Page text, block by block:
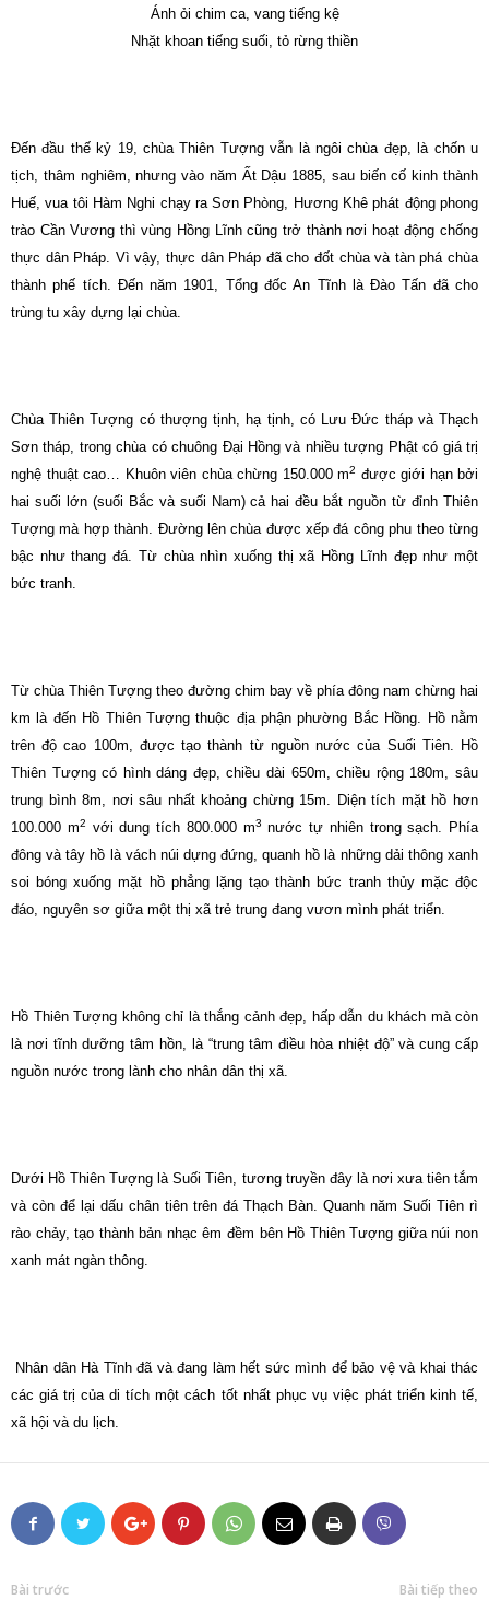
Ánh ỏi chim ca, vang tiếng kệ
Nhặt khoan tiếng suối, tỏ rừng thiền
Ðến đầu thế kỷ 19, chùa Thiên Tượng vẫn là ngôi chùa đẹp, là chốn u
tịch, thâm nghiêm, nhưng vào năm Ất Dậu 1885, sau biến cố kinh thành
Huế, vua tôi Hàm Nghi chạy ra Sơn Phòng, Hương Khê phát động phong
trào Cần Vương thì vùng Hồng Lĩnh cũng trở thành nơi hoạt động chống
thực dân Pháp. Vì vậy, thực dân Pháp đã cho đốt chùa và tàn phá chùa
thành phế tích. Ðến năm 1901, Tổng đốc An Tĩnh là Ðào Tấn đã cho
trùng tu xây dựng lại chùa.
Chùa Thiên Tượng có thượng tịnh, hạ tịnh, có Lưu Ðức tháp và Thạch
Sơn tháp, trong chùa có chuông Ðại Hồng và nhiều tượng Phật có giá trị
nghệ thuật cao… Khuôn viên chùa chừng 150.000 m2 được giới hạn bởi
hai suối lớn (suối Bắc và suối Nam) cả hai đều bắt nguồn từ đỉnh Thiên
Tượng mà hợp thành. Ðường lên chùa được xếp đá công phu theo từng
bậc như thang đá. Từ chùa nhìn xuống thị xã Hồng Lĩnh đẹp như một
bức tranh.
Từ chùa Thiên Tượng theo đường chim bay về phía đông nam chừng hai
km là đến Hồ Thiên Tượng thuộc địa phận phường Bắc Hồng. Hồ nằm
trên độ cao 100m, được tạo thành từ nguồn nước của Suối Tiên. Hồ
Thiên Tượng có hình dáng đẹp, chiều dài 650m, chiều rộng 180m, sâu
trung bình 8m, nơi sâu nhất khoảng chừng 15m. Diện tích mặt hồ hơn
100.000 m2 với dung tích 800.000 m3 nước tự nhiên trong sạch. Phía
đông và tây hồ là vách núi dựng đứng, quanh hồ là những dải thông xanh
soi bóng xuống mặt hồ phẳng lặng tạo thành bức tranh thủy mặc độc
đáo, nguyên sơ giữa một thị xã trẻ trung đang vươn mình phát triển.
Hồ Thiên Tượng không chỉ là thắng cảnh đẹp, hấp dẫn du khách mà còn
là nơi tĩnh dưỡng tâm hồn, là “trung tâm điều hòa nhiệt độ” và cung cấp
nguồn nước trong lành cho nhân dân thị xã.
Dưới Hồ Thiên Tượng là Suối Tiên, tương truyền đây là nơi xưa tiên tắm
và còn để lại dấu chân tiên trên đá Thạch Bàn. Quanh năm Suối Tiên rì
rào chảy, tạo thành bản nhạc êm đềm bên Hồ Thiên Tượng giữa núi non
xanh mát ngàn thông.
Nhân dân Hà Tĩnh đã và đang làm hết sức mình để bảo vệ và khai thác
các giá trị của di tích một cách tốt nhất phục vụ việc phát triển kinh tế,
xã hội và du lịch.
Bài trước Bài tiếp theo